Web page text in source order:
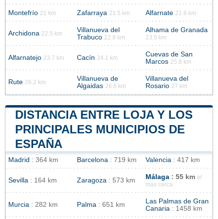
Montefrío 21 km Zafarraya 21.5 km Alfarnate 21.6 km
Archidona 22.5 km
Villanueva del
Trabuco 22.8 km
Alhama de Granada
23.5 km
Alfarnatejo 23.7 km Cacín 24.1 km
Cuevas de San
Marcos 25.8 km
Rute 26.2 km
Villanueva de
Algaidas 26.6 km
Villanueva del
Rosario 27 km
DISTANCIA ENTRE LOJA Y LOS
PRINCIPALES MUNICIPIOS DE
ESPAÑA
Madrid : 364 km Barcelona : 719 km Valencia : 417 km
Sevilla : 164 km Zaragoza : 573 km Málaga : 55 km el
más cerca
Murcia : 282 km Palma : 651 km
Las Palmas de Gran
Canaria : 1458 km